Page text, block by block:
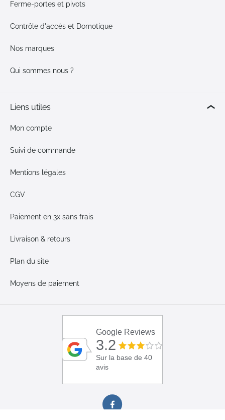
Ferme-portes et pivots
Contrôle d'accès et Domotique
Nos marques
Qui sommes nous ?
Liens utiles
Mon compte
Suivi de commande
Mentions légales
CGV
Paiement en 3x sans frais
Livraison & retours
Plan du site
Moyens de paiement
Google Reviews
3.2
Sur la base de 40
avis